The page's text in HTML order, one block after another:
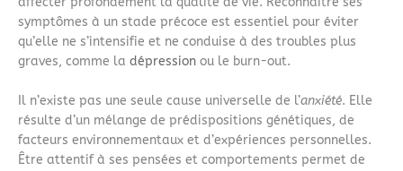
symptômes à un stade précoce est essentiel pour éviter
qu’elle ne s’intensifie et ne conduise à des troubles plus
graves, comme la dépression ou le burn-out.
Il n’existe pas une seule cause universelle de l’anxiété. Elle
résulte d’un mélange de prédispositions génétiques, de
facteurs environnementaux et d’expériences personnelles.
Être attentif à ses pensées et comportements permet de